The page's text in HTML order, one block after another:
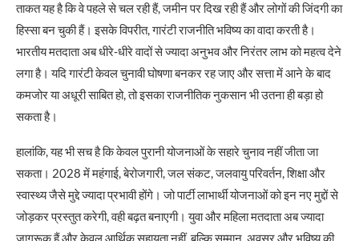
ताकत यह है कि वे पहले से चल रही हैं, जमीन पर दिख रही हैं और लोगों की जिंदगी का
हिस्सा बन चुकी हैं। इसके विपरीत, गारंटी राजनीति भविष्य का वादा करती है।
भारतीय मतदाता अब धीरे-धीरे वादों से ज्यादा अनुभव और निरंतर लाभ को महत्व देने
लगा है। यदि गारंटी केवल चुनावी घोषणा बनकर रह जाए और सत्ता में आने के बाद
कमजोर या अधूरी साबित हो, तो इसका राजनीतिक नुकसान भी उतना ही बड़ा हो
सकता है।
हालांकि, यह भी सच है कि केवल पुरानी योजनाओं के सहारे चुनाव नहीं जीता जा
सकता। 2028 में महंगाई, बेरोजगारी, जल संकट, जलवायु परिवर्तन, शिक्षा और
स्वास्थ्य जैसे मुद्दे ज्यादा प्रभावी होंगे। जो पार्टी लाभार्थी योजनाओं को इन नए मुद्दों से
जोड़कर प्रस्तुत करेगी, वही बढ़त बनाएगी। युवा और महिला मतदाता अब ज्यादा
जागरूक हैं और केवल आर्थिक सहायता नहीं, बल्कि सम्मान, अवसर और भविष्य की